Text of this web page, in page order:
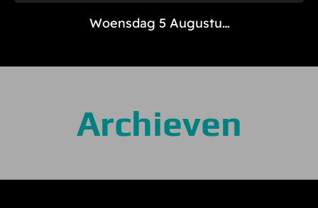
Woensdag 5 Augustus
Archieven